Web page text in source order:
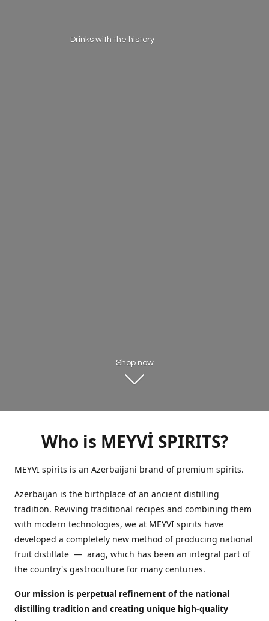
Drinks with the history
Shop now
Who is MEYVİ SPIRITS?
MEYVİ spirits is an Azerbaijani brand of premium spirits.
Azerbaijan is the birthplace of an ancient distilling
tradition. Reviving traditional recipes and combining them
with modern technologies, we at MEYVİ spirits have
developed a completely new method of producing national
fruit distillate — arag, which has been an integral part of
the country's gastroculture for many centuries.
Our mission is perpetual refinement of the national
distilling tradition and creating unique high-quality